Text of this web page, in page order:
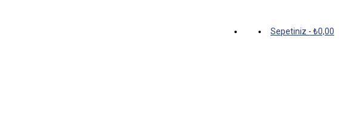
Sepetiniz - ₺0,00